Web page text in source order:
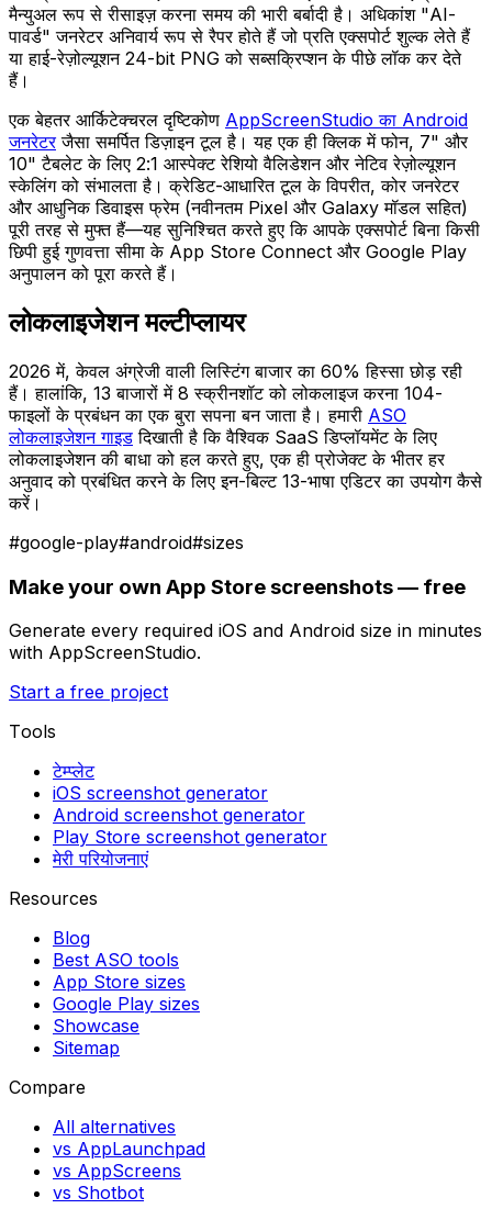
मैन्युअल रूप से रीसाइज़ करना समय की भारी बर्बादी है। अधिकांश "AI-
पावर्ड" जनरेटर अनिवार्य रूप से रैपर होते हैं जो प्रति एक्सपोर्ट शुल्क लेते हैं
या हाई-रेज़ोल्यूशन 24-bit PNG को सब्सक्रिप्शन के पीछे लॉक कर देते
हैं।
एक बेहतर आर्किटेक्चरल दृष्टिकोण AppScreenStudio का Android
जनरेटरजैसा समर्पित डिज़ाइन टूल है। यह एक ही क्लिक में फोन, 7" और
10" टैबलेट के लिए 2:1 आस्पेक्ट रेशियो वैलिडेशन और नेटिव रेज़ोल्यूशन
स्केलिंग को संभालता है। क्रेडिट-आधारित टूल के विपरीत, कोर जनरेटर
और आधुनिक डिवाइस फ्रेम (नवीनतम Pixel और Galaxy मॉडल सहित)
पूरी तरह से मुफ्त हैं—यह सुनिश्चित करते हुए कि आपके एक्सपोर्ट बिना किसी
छिपी हुई गुणवत्ता सीमा के App Store Connect और Google Play
अनुपालन को पूरा करते हैं।
लोकलाइजेशन मल्टीप्लायर
2026 में, केवल अंग्रेजी वाली लिस्टिंग बाजार का 60% हिस्सा छोड़ रही
हैं। हालांकि, 13 बाजारों में 8 स्क्रीनशॉट को लोकलाइज करना 104-
फाइलों के प्रबंधन का एक बुरा सपना बन जाता है। हमारी ASO
लोकलाइजेशन गाइड दिखाती है कि वैश्विक SaaS डिप्लॉयमेंट के लिए
लोकलाइजेशन की बाधा को हल करते हुए, एक ही प्रोजेक्ट के भीतर हर
अनुवाद को प्रबंधित करने के लिए इन-बिल्ट 13-भाषा एडिटर का उपयोग कैसे
करें।
#google-play#android#sizes
Make your own App Store screenshots — free
Generate every required iOS and Android size in minutes
with AppScreenStudio.
Start a free project
Tools
टेम्प्लेट
iOS screenshot generator
Android screenshot generator
Play Store screenshot generator
मेरी परियोजनाएं
Resources
Blog
Best ASO tools
App Store sizes
Google Play sizes
Showcase
Sitemap
Compare
All alternatives
vs AppLaunchpad
vs AppScreens
vs Shotbot